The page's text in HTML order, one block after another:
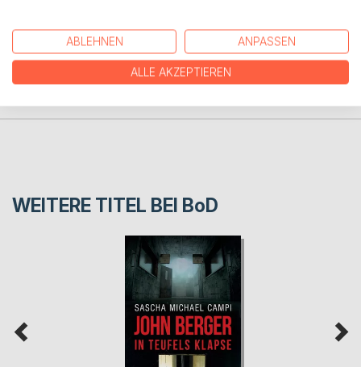
PRESSESTIMMEN
WEITERE TITEL BEI BoD
ABLEHNEN ANPASSEN
ALLE AKZEPTIEREN